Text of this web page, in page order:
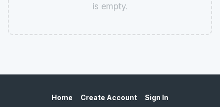
is empty.
Home Create Account Sign In